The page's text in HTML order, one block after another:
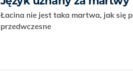
Łacina nie jest taka martwa, jak się
przedwczesne